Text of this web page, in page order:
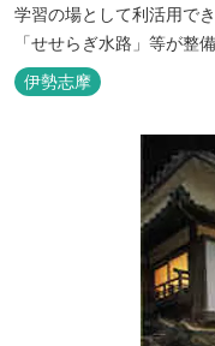
学習の場として利活用で
「せせらぎ水路」等が整備されています
バーベキューはもちろん
ャンプなどもお楽しみいただけます！ 火災防
ー･焚火等をする際は、
伊勢志摩